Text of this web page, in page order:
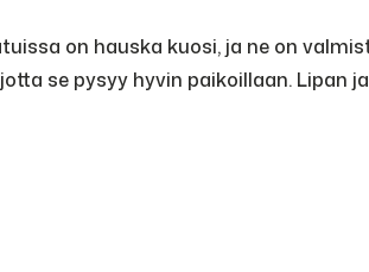
on hauska kuosi, ja ne on
se pysyy hyvin paikoillaan. Lipan